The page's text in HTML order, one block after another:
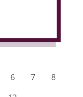
6 7
8